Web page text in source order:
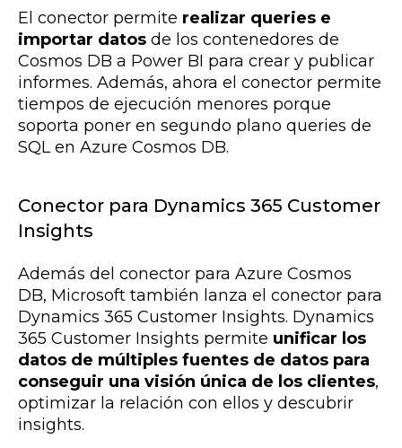
El conector permite realizar queries e
importar datos de los contenedores de
Cosmos DB a Power BI para crear y publicar
informes. Además, ahora el conector permite
tiempos de ejecución menores porque
soporta poner en segundo plano queries de
SQL en Azure Cosmos DB.
Conector para Dynamics 365 Customer
Insights
Además del conector para Azure Cosmos
DB, Microsoft también lanza el conector para
Dynamics 365 Customer Insights. Dynamics
365 Customer Insights permite unificar los
datos de múltiples fuentes de datos para
conseguir una visión única de los clientes,
optimizar la relación con ellos y descubrir
insights.